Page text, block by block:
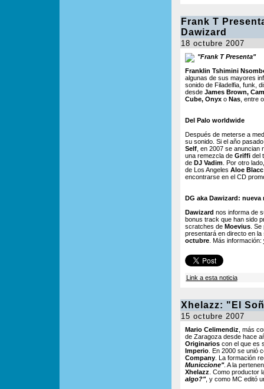
Frank T
Dawizard
18 octubre 2007
"Frank T Presenta"
Franklin Tshimini
algunas de sus mayores
sonido de Filadelfia, funk,
desde James Brown,
Cube, Onyxo Nas, entre
Del Palo worldwide
Después de meterse a
su sonido. Si el año
Self, en 2007 se anuncian
una remezcla de Griffidel
de DJ Vadim. Por otro
de Los Angeles Aloe Blacc
encontrarse en el CD
DG aka Dawizard: nueva
Dawizard nos informa de
bonus track que han sido
scratches de Moevius. Se
presentará en directo en la
octubre. Más información:
Link a esta noticia
Xhelazz: "El
15 octubre 2007
Mario Celimendiz , más
de Zaragoza desde hace
Originarioscon el que es
Imperio. En 2000 se unió
Company. La formación
Municcione". A la
Xhelazz . Como productor
algo?", y como MC editó